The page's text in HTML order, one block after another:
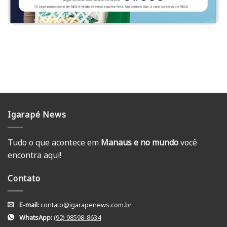
Igarapé News
Tudo o que acontece em Manaus e no mundovocê
encontra aqui!
Contato
E-mail:contato@igarapenews.com.br
WhatsApp:(92) 98598-8634